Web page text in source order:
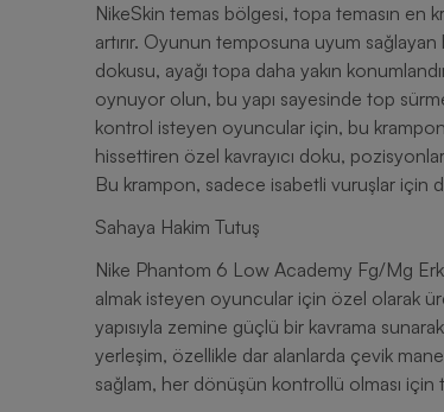
NikeSkin temas bölgesi, topa temasın en
artırır. Oyunun temposuna uyum
dokusu, ayağı topa daha yakın
oynuyor olun, bu yapı sayesinde top
kontrol isteyen oyuncular için, bu
hissettiren özel kavrayıcı doku,
Bu krampon, sadece isabetli vuruşlar için
Sahaya Hakim Tutuş
Nike Phantom 6 Low Academy Fg/Mg
almak isteyen oyuncular için özel olarak
yapısıyla zemine güçlü bir kavrama
yerleşim, özellikle dar alanlarda çevik
sağlam, her dönüşün kontrollü olması için